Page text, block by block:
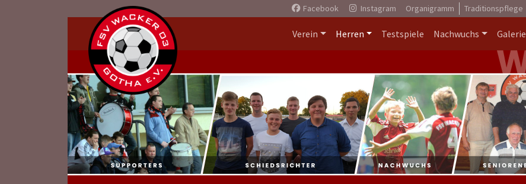
Facebook Instagram Organigramm Traditionspflege
Verein Herren Testspiele Nachwuchs Galerie